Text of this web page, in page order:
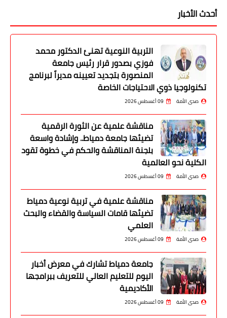
أحدث الأخبار
التربية النوعية تهنئ الدكتور محمد
فوزي بصدور قرار رئيس جامعة
المنصورة بتجديد تعيينه مديراً لبرنامج
تكنولوجيا ذوي الاحتياجات الخاصة
صدى الأمة 09 أغسطس 2026
مناقشة علمية عن الثورة الرقمية
تضيئها جامعة دمياط.. وإشادة واسعة
بلجنة المناقشة والحكم في خطوة تقود
الكلية نحو العالمية
صدى الأمة 09 أغسطس 2026
مناقشة علمية في تربية نوعية دمياط
تضيئها قامات السياسة والقضاء والبحث
العلمي
صدى الأمة 09 أغسطس 2026
جامعة دمياط تشارك في معرض أخبار
اليوم للتعليم العالي للتعريف ببرامجها
الأكاديمية
صدى الأمة 09 أغسطس 2026